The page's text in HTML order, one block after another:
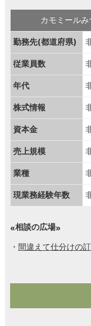
カモミール
勤務先(都道府県)
従業員数
年代
株式情報
資本金
売上規模
業種
現業務経験年数
相談の広場
間違えて仕分けの